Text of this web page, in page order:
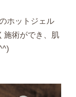
ホットジェル
施術ができ、肌